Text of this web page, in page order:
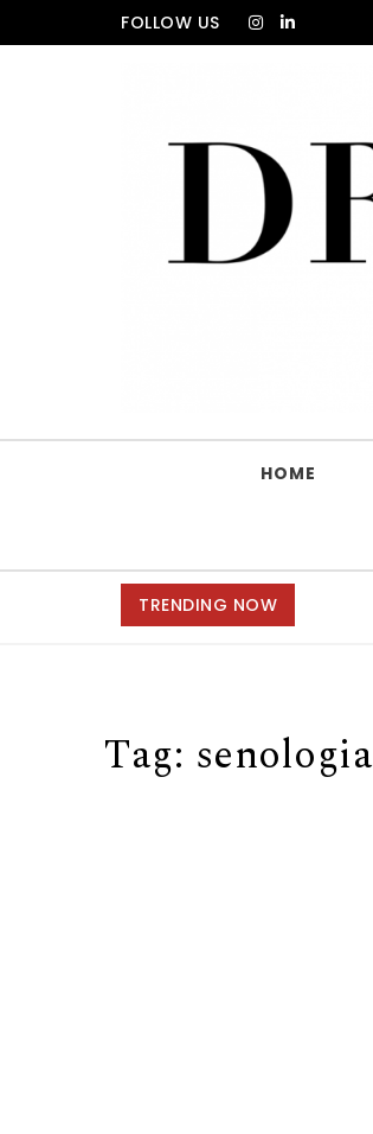
Skip to contentFOLLOW US
HOME
TRENDING NOW
Tag: senologia